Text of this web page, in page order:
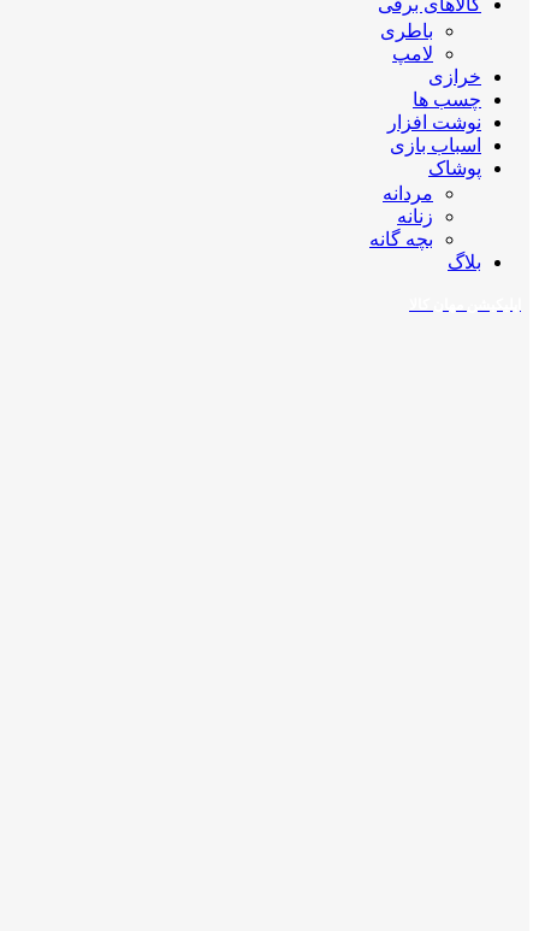
کالاهای برقی
باطری
لامپ
خرازی
چسب ها
نوشت افزار
اسباب بازی
پوشاک
مردانه
زنانه
بچه گانه
بلاگ